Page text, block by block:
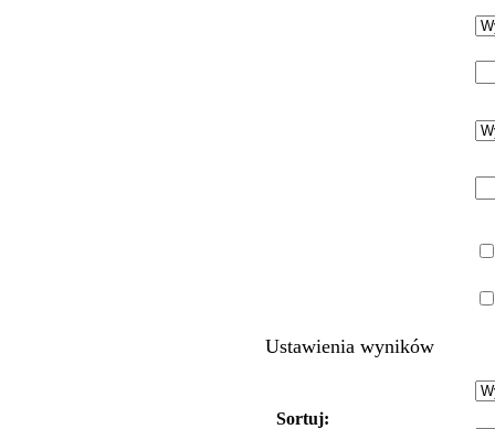
Ustawienia wyników
Sortuj: